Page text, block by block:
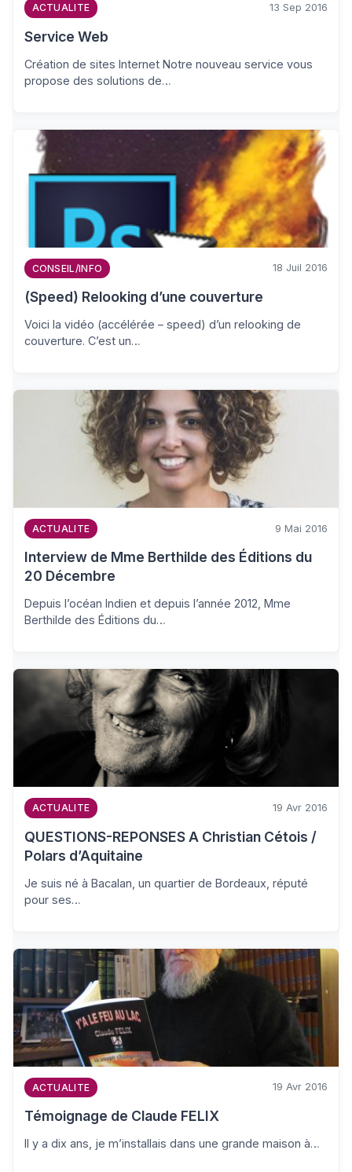
ACTUALITE 13 Sep 2016
Service Web
Création de sites Internet Notre nouveau service vous
propose des solutions de…
CONSEIL/INFO 18 Juil 2016
(Speed) Relooking d’une couverture
Voici la vidéo (accélérée – speed) d’un relooking de
couverture. C’est un…
ACTUALITE 9 Mai 2016
Interview de Mme Berthilde des Éditions du
20 Décembre
Depuis l’océan Indien et depuis l’année 2012, Mme
Berthilde des Éditions du…
ACTUALITE 19 Avr 2016
QUESTIONS-REPONSES A Christian Cétois /
Polars d’Aquitaine
Je suis né à Bacalan, un quartier de Bordeaux, réputé
pour ses…
ACTUALITE 19 Avr 2016
Témoignage de Claude FELIX
Il y a dix ans, je m’installais dans une grande maison à…